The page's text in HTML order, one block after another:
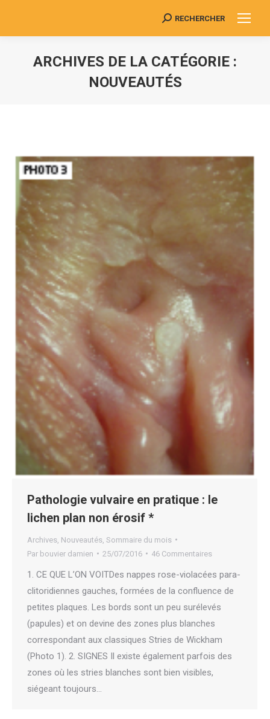
Search:
RECHERCHER
ARCHIVES DE LA CATÉGORIE :
NOUVEAUTÉS
Pathologie vulvaire en pratique : le
lichen plan non érosif *
Archives Nouveautés Sommaire du mois
Par bouvier damien 25/07/2016 46 Commentaires
1. CE QUE L’ON VOITDes nappes rose-violacées para-
clitoridiennes gauches, formées de la confluence de
petites plaques. Les bords sont un peu surélevés
(papules) et on devine des zones plus blanches
correspondant aux classiques Stries de Wickham
(Photo 1). 2. SIGNES Il existe également parfois des
zones où les stries blanches sont bien visibles,
siégeant toujours…